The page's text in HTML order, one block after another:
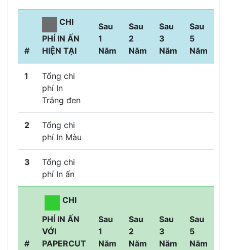
#
CHI
PHÍ IN ẤN
HIỆN TẠI
Sau
1
Năm
Sau
2
Năm
Sau
3
Năm
Sau
5
Năm
1
Tổng chi
phí In
Trắng đen
2
Tổng chi
phí In Màu
3
Tổng chi
phí In ấn
#
CHI
PHÍ IN ẤN
VỚI
PAPERCUT
Sau
1
Năm
Sau
2
Năm
Sau
3
Năm
Sau
5
Năm